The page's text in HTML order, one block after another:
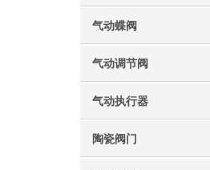
气动蝶阀
气动调节阀
气动执行器
陶瓷阀门